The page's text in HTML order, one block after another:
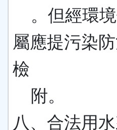
。但經環境
屬應提污染
檢
附。
八、合法用